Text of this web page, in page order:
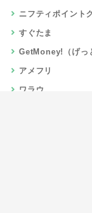
ニフティポイント
すぐたま
GetMoney!（げっ
アメフリ
ワラウ